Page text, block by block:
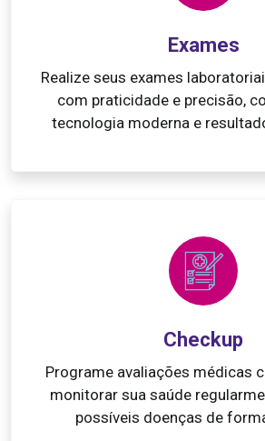
Exames
Realize seus exames
com praticidade e precisão,
tecnologia moderna e
Checkup
Programe avaliações médicas
monitorar sua saúde
possíveis doenças de